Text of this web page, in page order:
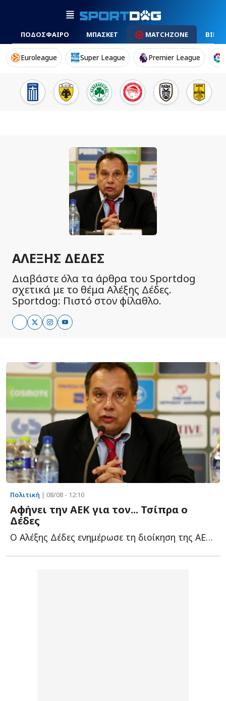
ΠΟΔΟΣΦΑΙΡΟ ΜΠΑΣΚΕΤ MATCHZONE
Euroleague Super League Premier League
ΑΛΈΞΗΣ ΔΈΔΕΣ
Διαβάστε όλα τα άρθρα του Sportdog
σχετικά με το θέμα Αλέξης Δέδες.
Sportdog: Πιστό στον φίλαθλο.
Πολιτική | 08/08 - 12:10
Αφήνει την ΑΕΚ για τον... Τσίπρα ο
Δέδες
Ο Αλέξης Δέδες ενημέρωσε τη διοίκηση της ΑΕΚ για την α...